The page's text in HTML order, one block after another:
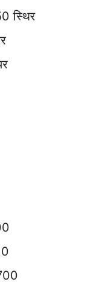
स्थिर